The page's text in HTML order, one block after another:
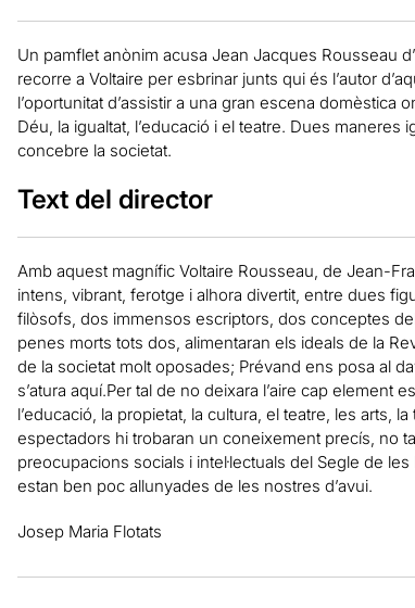
Un pamflet anònim acusa Jean Jacques Rousseau
recorre a Voltaire per esbrinar junts qui és l’autor
l’oportunitat d’assistir a una gran escena
Déu, la igualtat, l’educació i el teatre. Dues
concebre la societat.
Text del director
Amb aquest magnífic Voltaire Rousseau, de Jean-
intens, vibrant, ferotge i alhora divertit, entre dues
filòsofs, dos immensos escriptors, dos conceptes
penes morts tots dos, alimentaran els ideals de la
de la societat molt oposades; Prévand ens posa al
s’atura aquí.Per tal de no deixara l’aire cap element
l’educació, la propietat, la cultura, el teatre, les arts,
espectadors hi trobaran un coneixement precís, no
preocupacions socials i intel·lectuals del Segle de
estan ben poc allunyades de les nostres d’avui.
Josep Maria Flotats